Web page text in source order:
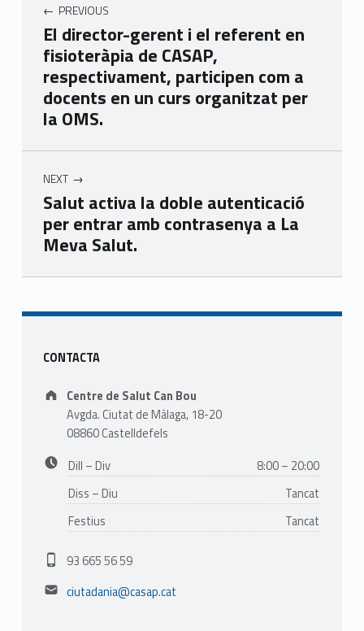
PREVIOUS
El director-gerent i el referent en
fisioteràpia de CASAP,
respectivament, participen com a
docents en un curs organitzat per
la OMS.
NEXT
Salut activa la doble autenticació
per entrar amb contrasenya a La
Meva Salut.
Skip back to main navigation
Sidebar
CONTACTA
Address:
Centre de Salut Can Bou
Avgda. Ciutat de Màlaga, 18-20
08860 Castelldefels
Dill – Div
8:00 – 20:00
Diss – Diu
Tancat
Festius
Tancat
Phone number:
93 665 56 59
Email address:
ciutadania@casap.cat